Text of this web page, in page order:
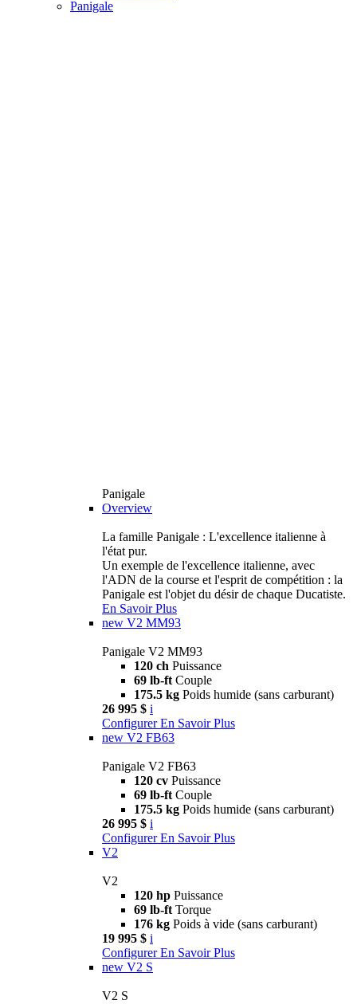
Panigale
Panigale
Overview
La famille Panigale : L'excellence italienne à
l'état pur.
Un exemple de l'excellence italienne, avec
l'ADN de la course et l'esprit de compétition : la
Panigale est l'objet du désir de chaque Ducatiste.
En Savoir Plus
new V2 MM93
Panigale V2 MM93
120 ch Puissance
69 lb-ft Couple
175.5 kg Poids humide (sans carburant)
26 995 $ i
Configurer En Savoir Plus
new V2 FB63
Panigale V2 FB63
120 cv Puissance
69 lb-ft Couple
175.5 kg Poids humide (sans carburant)
26 995 $ i
Configurer En Savoir Plus
V2
V2
120 hp Puissance
69 lb-ft Torque
176 kg Poids à vide (sans carburant)
19 995 $ i
Configurer En Savoir Plus
new V2 S
V2 S